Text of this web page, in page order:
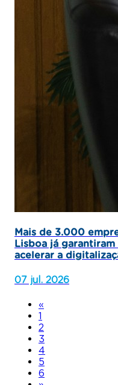
Mais de 3.000
Lisboa já
acelerar a
07 jul. 2026
«
1
2
3
4
5
6